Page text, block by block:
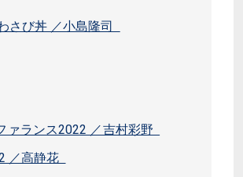
び丼 ／小島隆司
ァランス2022 ／吉村彩野
／高静花